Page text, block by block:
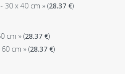
30 x 40 cm » (28.37€)
cm » (28.37€)
cm » (28.37€)